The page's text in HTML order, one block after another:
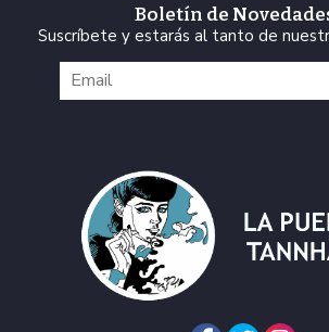
Boletín de
Suscríbete y estarás al tanto de